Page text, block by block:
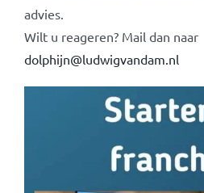
advies.
Wilt u reageren? Mail dan naar
dolphijn@ludwigvandam.nl